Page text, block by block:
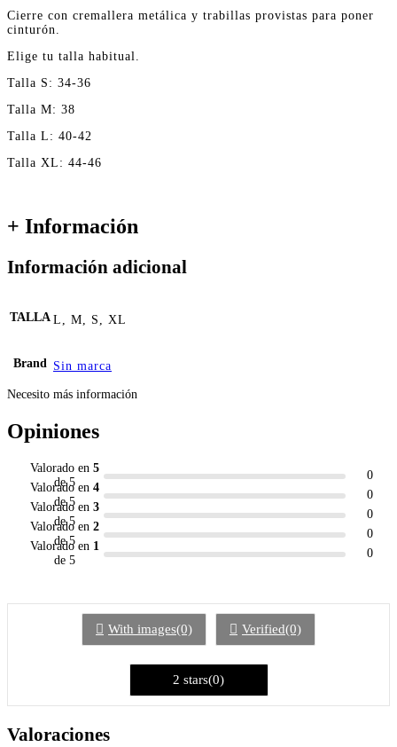
Cierre con cremallera metálica y trabillas provistas para poner
cinturón.
Elige tu talla habitual.
Talla S: 34-36
Talla M: 38
Talla L: 40-42
Talla XL: 44-46
+ Información
Información adicional
TALLA L, M, S, XL
Brand Sin marca
Necesito más información
Opiniones
Valorado en 5
de 5
0
Valorado en 4
de 5
0
Valorado en 3
de 5
0
Valorado en 2
de 5
0
Valorado en 1
de 5
0
With images(0) Verified(0)
2 stars(0)
Valoraciones